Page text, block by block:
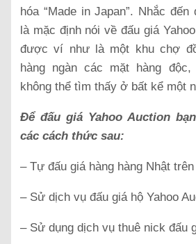
hóa “Made in Japan”. Nhắc đến
là mặc định nói về đấu giá
được ví như là một khu chợ
hàng ngàn các mặt hàng
không thể tìm thấy ở bất kể một
Để đấu giá Yahoo Auction
các cách thức sau:
– Tự đấu giá hàng hàng Nhật trên
– Sử dịch vụ đấu giá hộ Yahoo
– Sử dụng dịch vụ thuê nick đấu